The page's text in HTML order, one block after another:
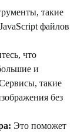
такие
файлов
что
и
такие
без
: Это поможет